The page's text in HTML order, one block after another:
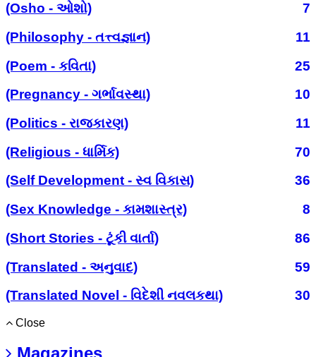
(Osho - ઓશો)
7
(Philosophy - તત્ત્વજ્ઞાન)
11
(Poem - કવિતા)
25
(Pregnancy - ગર્ભાવસ્થા)
10
(Politics - રાજકારણ)
11
(Religious - ધાર્મિક)
70
(Self Development - સ્વ વિકાસ)
36
(Sex Knowledge - કામશાસ્ત્ર)
8
(Short Stories - ટૂંકી વાર્તા)
86
(Translated - અનુવાદ)
59
(Translated Novel - વિદેશી નવલકથા)
30
Close
Magazines